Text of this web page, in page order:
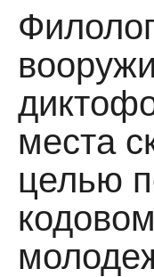
места
целью